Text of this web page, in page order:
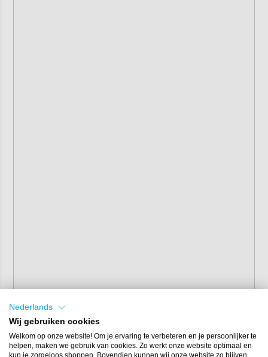
Nederlands
Wij gebruiken cookies
Welkom op onze website! Om je ervaring te verbeteren en je persoonlijker te
helpen, maken we gebruik van cookies. Zo werkt onze website optimaal en
kun je zorgeloos shoppen. Bovendien kunnen wij onze website zo blijven